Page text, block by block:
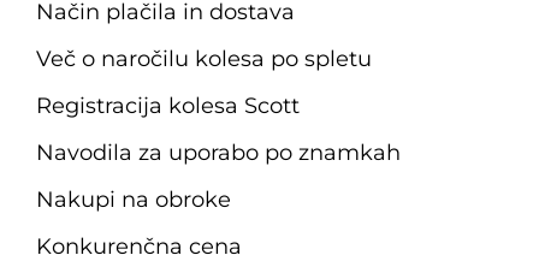
Način plačila in dostava
Več o naročilu kolesa po spletu
Registracija kolesa Scott
Navodila za uporabo po znamkah
Nakupi na obroke
Konkurenčna cena